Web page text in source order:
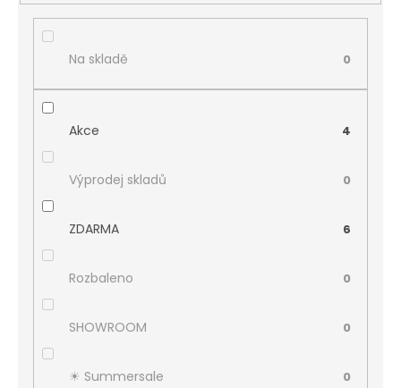
Na skladě 0
Akce 4
Výprodej skladů 0
ZDARMA 6
Rozbaleno 0
SHOWROOM 0
☀︎ Summersale 0